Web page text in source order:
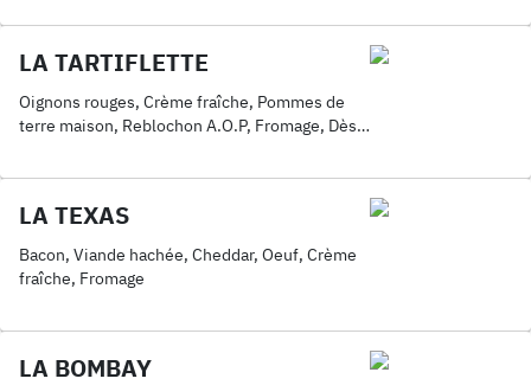
LA TARTIFLETTE
Oignons rouges, Crème fraîche, Pommes de
terre maison, Reblochon A.O.P, Fromage, Dès
LA TEXAS
Bacon, Viande hachée, Cheddar, Oeuf, Crème
fraîche, Fromage
LA BOMBAY